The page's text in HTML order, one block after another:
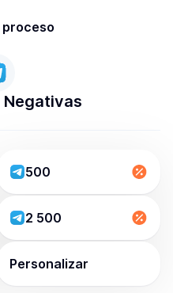
proceso
Negativas
500
2 500
Personalizar